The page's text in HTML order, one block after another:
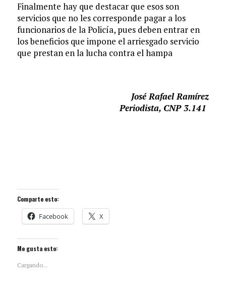
Finalmente hay que destacar que esos son
servicios que no les corresponde pagar a los
funcionarios de la Policía, pues deben entrar en
los beneficios que impone el arriesgado servicio
que prestan en la lucha contra el hampa
José Rafael Ramírez
Periodista, CNP 3.141
Comparte esto:
Facebook X
Me gusta esto:
Cargando...